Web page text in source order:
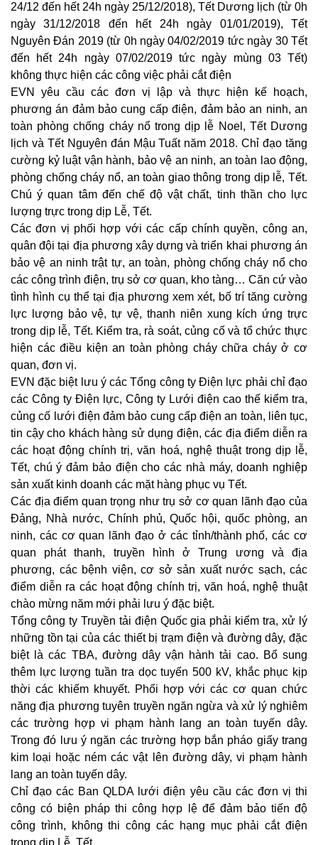
24/12 đến hết 24h ngày 25/12/2018), Tết Dương lịch (từ 0h
ngày 31/12/2018 đến hết 24h ngày 01/01/2019), Tết
Nguyên Đán 2019 (từ 0h ngày 04/02/2019 tức ngày 30 Tết
đến hết 24h ngày 07/02/2019 tức ngày mùng 03 Tết)
không thực hiện các công việc phải cắt điện
EVN yêu cầu các đơn vị lập và thực hiện kế hoạch,
phương án đảm bảo cung cấp điện, đảm bảo an ninh, an
toàn phòng chống cháy nổ trong dịp lễ Noel, Tết Dương
lịch và Tết Nguyên đán Mậu Tuất năm 2018. Chỉ đạo tăng
cường kỷ luật vận hành, bảo vệ an ninh, an toàn lao động,
phòng chống cháy nổ, an toàn giao thông trong dịp lễ, Tết.
Chú ý quan tâm đến chế độ vật chất, tinh thần cho lực
lượng trực trong dịp Lễ, Tết.
Các đơn vị phối hợp với các cấp chính quyền, công an,
quân đội tại địa phương xây dựng và triển khai phương án
bảo vệ an ninh trật tự, an toàn, phòng chống cháy nổ cho
các công trình điện, trụ sở cơ quan, kho tàng… Căn cứ vào
tình hình cụ thể tại địa phương xem xét, bố trí tăng cường
lực lượng bảo vệ, tự vệ, thanh niên xung kích ứng trực
trong dịp lễ, Tết. Kiểm tra, rà soát, củng cố và tổ chức thực
hiện các điều kiện an toàn phòng cháy chữa cháy ở cơ
quan, đơn vị.
EVN đặc biệt lưu ý các Tổng công ty Điện lực phải chỉ đạo
các Công ty Điện lực, Công ty Lưới điện cao thế kiểm tra,
củng cố lưới điện đảm bảo cung cấp điện an toàn, liên tục,
tin cậy cho khách hàng sử dụng điện, các địa điểm diễn ra
các hoạt động chính trị, văn hoá, nghệ thuật trong dịp lễ,
Tết, chú ý đảm bảo điện cho các nhà máy, doanh nghiệp
sản xuất kinh doanh các mặt hàng phục vụ Tết.
Các địa điểm quan trọng như trụ sở cơ quan lãnh đạo của
Đảng, Nhà nước, Chính phủ, Quốc hội, quốc phòng, an
ninh, các cơ quan lãnh đạo ở các tỉnh/thành phố, các cơ
quan phát thanh, truyền hình ở Trung ương và địa
phương, các bệnh viện, cơ sở sản xuất nước sạch, các
điểm diễn ra các hoạt động chính trị, văn hoá, nghệ thuật
chào mừng năm mới phải lưu ý đặc biệt.
Tổng công ty Truyền tải điện Quốc gia phải kiểm tra, xử lý
những tồn tại của các thiết bị trạm điện và đường dây, đặc
biệt là các TBA, đường dây vận hành tải cao. Bổ sung
thêm lực lượng tuần tra dọc tuyến 500 kV, khắc phục kịp
thời các khiếm khuyết. Phối hợp với các cơ quan chức
năng địa phương tuyên truyền ngăn ngừa và xử lý nghiêm
các trường hợp vi phạm hành lang an toàn tuyến dây.
Trong đó lưu ý ngăn các trường hợp bắn pháo giấy trang
kim loại hoặc ném các vật lên đường dây, vi phạm hành
lang an toàn tuyến dây.
Chỉ đạo các Ban QLDA lưới điện yêu cầu các đơn vị thi
công có biện pháp thi công hợp lệ để đảm bảo tiến độ
công trình, không thi công các hạng mục phải cắt điện